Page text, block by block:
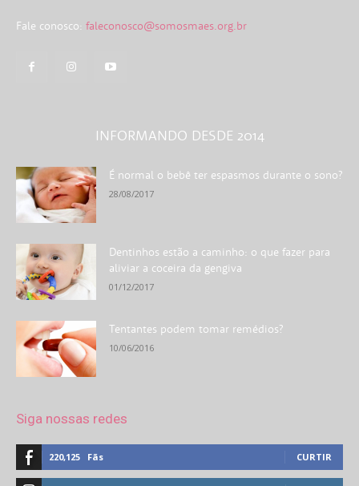
Fale conosco: faleconosco@somosmaes.org.br
INFORMANDO DESDE 2014
É normal o bebê ter espasmos durante o sono?
28/08/2017
Dentinhos estão a caminho: o que fazer para
aliviar a coceira da gengiva
01/12/2017
Tentantes podem tomar remédios?
10/06/2016
Siga nossas redes
220,125 Fãs CURTIR